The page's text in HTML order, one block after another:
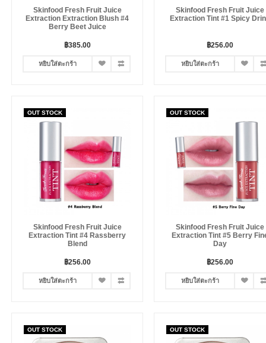
Skinfood Fresh Fruit Juice
Extraction Extraction Blush #4
Berry Beet Juice
฿385.00
หยิบใส่ตะกร้า
Skinfood Fresh Fruit Juice
Extraction Tint #1 Spicy
฿256.00
หยิบใส่ตะกร้า
OUT STOCK
Skinfood Fresh Fruit Juice
Extraction Tint #4 Rassberry
Blend
฿256.00
หยิบใส่ตะกร้า
OUT STOCK
Skinfood Fresh Fruit Juice
Extraction Tint #5 Berry
Day
฿256.00
หยิบใส่ตะกร้า
OUT STOCK OUT STOCK